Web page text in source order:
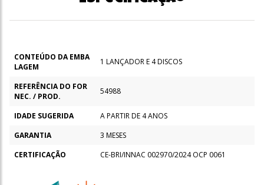
CONTEÚDO DA EMBA
LAGEM
1 LANÇADOR E 4 DISCOS
REFERÊNCIA DO FOR
NEC. / PROD.
54988
IDADE SUGERIDA
A PARTIR DE 4 ANOS
GARANTIA
3 MESES
CERTIFICAÇÃO
CE-BRI/INNAC 002970/2024 OCP 0061